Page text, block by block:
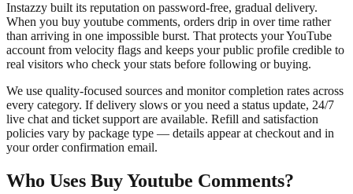
Instazzy built its reputation on password-free, gradual delivery.
When you buy youtube comments, orders drip in over time rather
than arriving in one impossible burst. That protects your YouTube
account from velocity flags and keeps your public profile credible to
real visitors who check your stats before following or buying.
We use quality-focused sources and monitor completion rates across
every category. If delivery slows or you need a status update, 24/7
live chat and ticket support are available. Refill and satisfaction
policies vary by package type — details appear at checkout and in
your order confirmation email.
Who Uses Buy Youtube Comments?